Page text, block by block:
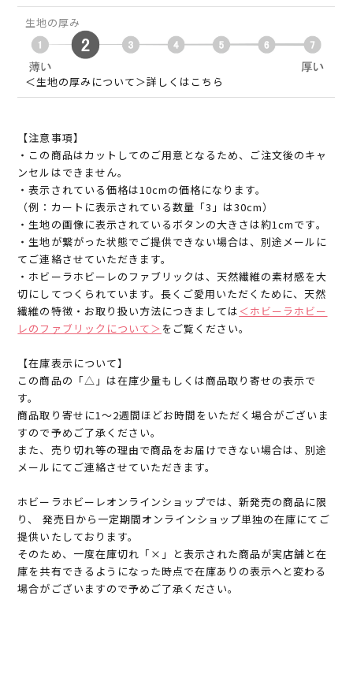
生地の厚み
＜生地の厚みについて＞詳しくはこちら
【注意事項】
・この商品はカットしてのご用意となるため、ご注文後のキャ
ンセルはできません。
・表示されている価格は10cmの価格になります。
（例：カートに表示されている数量「3」は30cm）
・生地の画像に表示されているボタンの大きさは約1cmです。
・生地が繋がった状態でご提供できない場合は、別途メールに
てご連絡させていただきます。
・ホビーラホビーレのファブリックは、天然繊維の素材感を大
切にしてつくられています。長くご愛用いただくために、天然
繊維の特徴・お取り扱い方法につきましては＜ホビーラホビー
レのファブリックについて＞ をご覧ください。
【在庫表示について】
この商品の「△」は在庫少量もしくは商品取り寄せの表示で
す。
商品取り寄せに1～2週間ほどお時間をいただく場合がございま
すので予めご了承ください。
また、売り切れ等の理由で商品をお届けできない場合は、別途
メールにてご連絡させていただきます。
ホビーラホビーレオンラインショップでは、新発売の商品に限
り、 発売日から一定期間オンラインショップ単独の在庫にてご
提供いたしております。
そのため、一度在庫切れ「×」と表示された商品が実店舗と在
庫を共有できるようになった時点で在庫ありの表示へと変わる
場合がございますので予めご了承ください。